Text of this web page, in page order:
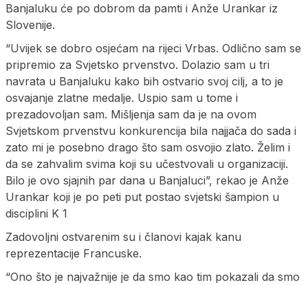
Banjaluku će po dobrom da pamti i Anže Urankar iz
Slovenije.
“Uvijek se dobro osjećam na rijeci Vrbas. Odlično sam se
pripremio za Svjetsko prvenstvo. Dolazio sam u tri
navrata u Banjaluku kako bih ostvario svoj cilj, a to je
osvajanje zlatne medalje. Uspio sam u tome i
prezadovoljan sam. Mišljenja sam da je na ovom
Svjetskom prvenstvu konkurencija bila najjača do sada i
zato mi je posebno drago što sam osvojio zlato. Želim i
da se zahvalim svima koji su učestvovali u organizaciji.
Bilo je ovo sjajnih par dana u Banjaluci”, rekao je Anže
Urankar koji je po peti put postao svjetski šampion u
disciplini K 1
Zadovoljni ostvarenim su i članovi kajak kanu
reprezentacije Francuske.
“Ono što je najvažnije je da smo kao tim pokazali da smo